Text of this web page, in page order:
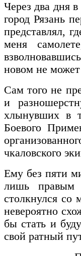
Через два дня
город Рязань
представлял,
меня
новом не
Сам того не
и
хлынувших в
Боевого
чкаловского
Ему без пяти
лишь правым
столкнулся
невероятно
бы стать и
свой ратный